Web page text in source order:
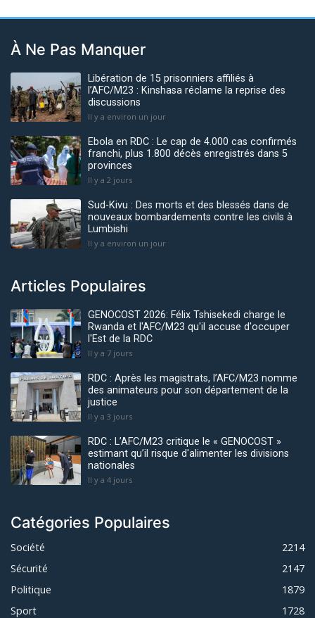
À Ne Pas Manquer
Libération de 15 prisonniers affiliés à
l’AFC/M23 : Kinshasa réclame la reprise des
discussions
Il y a environ un jour
Ebola en RDC : Le cap de 4.000 cas confirmés
franchi, plus 1.800 décès enregistrés dans 5
provinces
Il y a 2 jours
Sud-Kivu : Des morts et des blessés dans de
nouveaux bombardements contre les civils à
Lumbishi
Il y a environ un jour
Articles Populaires
GENOCOST 2026: Félix Tshisekedi charge le
Rwanda et l'AFC/M23 qu'il accuse d'occuper
l'Est de la RDC
Il y a 7 jours
RDC : Après les magistrats, l’AFC/M23 nomme
des animateurs pour son département de la
justice
Il y a 3 jours
RDC : L’AFC/M23 critique le « GENOCOST »
estimant qu’il risque d'alimenter les divisions
nationales
Il y a 4 jours
Catégories Populaires
Société
2214
Sécurité
2147
Politique
1879
Sport
1728